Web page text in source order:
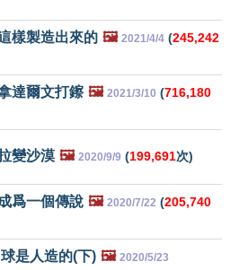
樣製造出來的 🖼️ 2021/4/4 (245,242
達爾文打鑔 🖼️ 2021/3/10 (716,180
變沙漠 🖼️ 2020/9/9 (199,691次)
爲一個傳說 🖼️ 2020/7/22 (205,740
是人造的(下) 🖼️ 2020/5/23